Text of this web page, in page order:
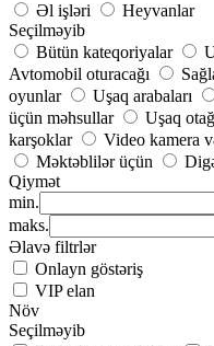
Əl işləri
Heyvanlar
Seçilməyib
Bütün kateqoriyalar
Avtomobil oturacağı
oyunlar
Uşaq arabaları
üçün məhsullar
Uşaq
karşoklar
Video kamera
Məktəblilər üçün
Qiymət
min.
maks.
Əlavə filtrlər
Onlayn göstəriş
VIP elan
Növ
Seçilməyib